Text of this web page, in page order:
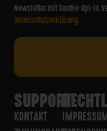
Newsletter mit Double-Opt-In.
Datenschutzerklärung.
SUPPORT
KONTAKT
IMPRESSUM